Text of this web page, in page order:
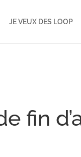
JE VEUX DES LOOP
fin